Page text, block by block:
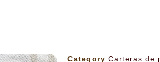
Category Carteras de